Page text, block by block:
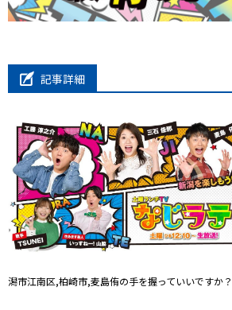
プレゼント
コンテンツ・アプリ
会社概要・ビジョン
お問い合わせ
記事詳細
潟市江南区,柏崎市,麦島侑の手を握っていいですか？